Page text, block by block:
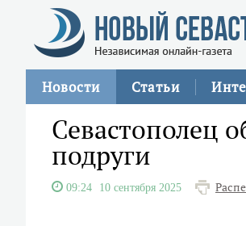
Новости Статьи
Севастополец
подруги
09:24 10 сентября 2025